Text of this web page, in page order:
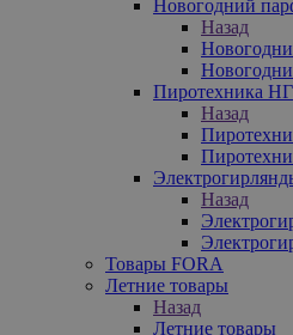
Новогодний
Назад
Пиротехника НГ
Назад
Назад
Товары FORA
Летние товары
Назад
Летние товары